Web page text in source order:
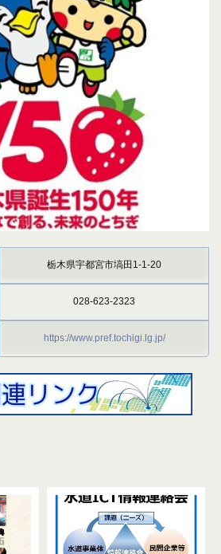
栃木県宇都宮市塙田1-1-20
028-623-2323
https://www.pref.tochigi.lg.jp/